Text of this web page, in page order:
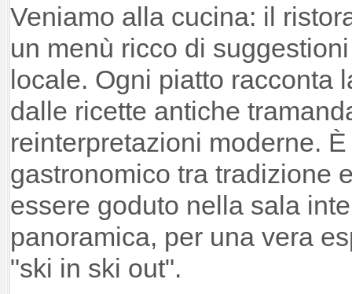
Veniamo alla cucina: il
un menù ricco di
locale. Ogni piatto racconta
dalle ricette antiche
reinterpretazioni moderne.
gastronomico tra tradizione
essere goduto nella sala
panoramica, per una vera
"ski in ski out".